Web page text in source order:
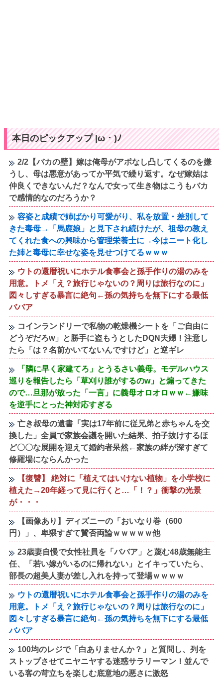
本日のピックアップ |ω・)ﾉ
2/2【バカの壁】嫁は俺母がアポなし凸してくるのを嫌
うし、母は悪意があってか平気で繰り返す。なぜ嫁姑は
仲良くできないんだ？なんで女って生き物はこうもバカ
で感情的なのだろうか？
容姿と成績で姉ばかり可愛がり、私を放置・差別して
きた毒母→「馬鹿娘」と見下され続けたが、祖母の教え
てくれた食への興味から管理栄養士に→今はニート化し
た姉と毒母に幸せな姿を見せつけてるｗｗｗ
ウトの還暦祝いにホテル食事会と孫手作りの湯のみを
用意。トメ「え？旅行じゃないの？周りは旅行なのに」
図々しすぎる暴言に絶句←孫の気持ちを無下にする最低
ババア
コインランドリーで私物の乾燥機シートを「ご自由に
どうぞだろw」と勝手に盗もうとしたDQN夫婦！注意し
たら「は？名前かいてないんですけど」と逆ギレ
「隣に早く家建てろ」とうるさい義母。モデルハウス
巡りを報告したら「草刈り誰がするのw」と煽ってきた
ので…旦那が放った「一言」に義母オロオロｗｗ←嫌味
を逆手にとった神対応すぎる
亡き叔母の遺書「実は17年前に従兄弟と赤ちゃんを交
換した」全員で家族会議を開いた結果、拍子抜けするほ
ど〇〇な展開を迎えて婚約者呆然←家族の絆が深すぎて
修羅場にならんかった
【復讐】 絶対に「植えてはいけない植物」を小学校に
植えた→20年経って見に行くと…「！？」衝撃の光景
が・・・
【画像あり】ディズニーの「おいなり巻（600
円）」、卑猥すぎて賛否両論ｗｗｗｗｗ他
23歳妻自慢で女性社員を「ババア」と蔑む48歳無能主
任、「若い嫁がいるのに帰れない」とイキっていたら、
部長の超美人妻が差し入れを持って登場ｗｗｗｗ
ウトの還暦祝いにホテル食事会と孫手作りの湯のみを
用意。トメ「え？旅行じゃないの？周りは旅行なのに」
図々しすぎる暴言に絶句←孫の気持ちを無下にする最低
ババア
100均のレジで「白ありませんか？」と質問し、列を
ストップさせてニヤニヤする迷惑サラリーマン！並んで
いる客の苛立ちを楽しむ底意地の悪さに激怒